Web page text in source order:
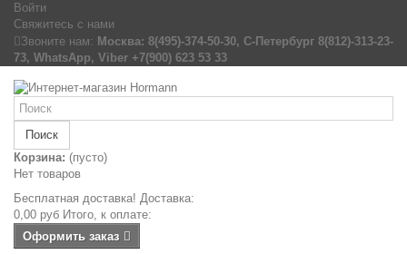
Войти
Свяжитесь с нами
Звоните нам: Москва: 8(495)-374-50-30, С-Петербург 8(812)-313-23-
73, WhatsApp, Viber +7(900) 623 53 33
Поиск
Корзина: (пусто)
Нет товаров
Бесплатная доставка! Доставка:
0,00 руб Итого, к оплате:
Оформить заказ